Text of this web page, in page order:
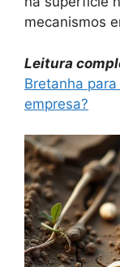
mecanismos
Leitura
Bretanha
empresa?